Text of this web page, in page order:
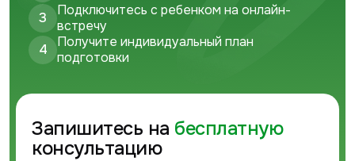
3
Подключитесь с ребенком на онлайн-
встречу
4
Получите индивидуальный план
подготовки
Запишитесь на бесплатную
консультацию